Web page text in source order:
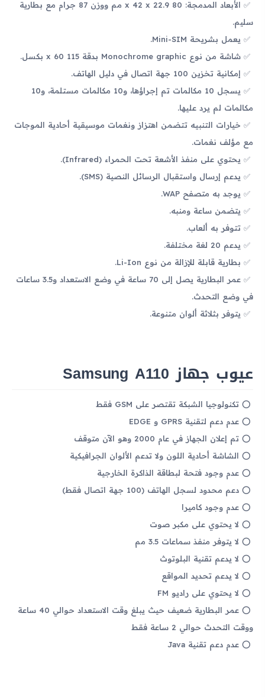
الأبعاد المدمجة: 80 x 42 x 22.9 مم ووزن 87 جرام مع بطارية
سليم.
يعمل بشريحة Mini-SIM.
شاشة من نوع Monochrome graphic بدقة 115 x 60 بكسل.
إمكانية تخزين 100 جهة اتصال في دليل الهاتف.
يسجل 10 مكالمات تم إجراؤها، و10 مكالمات مستلمة، و10
مكالمات لم يرد عليها.
خيارات التنبيه تتضمن اهتزاز ونغمات موسيقية أحادية الموجات
مع مؤلف نغمات.
يحتوي على منفذ الأشعة تحت الحمراء (Infrared).
يدعم إرسال واستقبال الرسائل النصية (SMS).
يوجد به متصفح WAP.
يتضمن ساعة ومنبه.
تتوفر به ألعاب.
يدعم 20 لغة مختلفة.
بطارية قابلة للإزالة من نوع Li-Ion.
عمر البطارية يصل إلى 70 ساعة في وضع الاستعداد و3.5 ساعات
في وضع التحدث.
يتوفر بثلاثة ألوان متنوعة.
عيوب جهاز Samsung A110
تكنولوجيا الشبكة تقتصر على GSM فقط
عدم دعم لتقنية GPRS و EDGE
تم إعلان الجهاز في عام 2000 وهو الآن متوقف
الشاشة أحادية اللون ولا تدعم الألوان الجرافيكية
عدم وجود فتحة لبطاقة الذاكرة الخارجية
دعم محدود لسجل الهاتف (100 جهة اتصال فقط)
عدم وجود كاميرا
لا يحتوي على مكبر صوت
لا يتوفر منفذ سماعات 3.5 مم
لا يدعم تقنية البلوتوث
لا يدعم تحديد المواقع
لا يحتوي على راديو FM
عمر البطارية ضعيف حيث يبلغ وقت الاستعداد حوالي 40 ساعة
ووقت التحدث حوالي 2 ساعة فقط
عدم دعم تقنية Java